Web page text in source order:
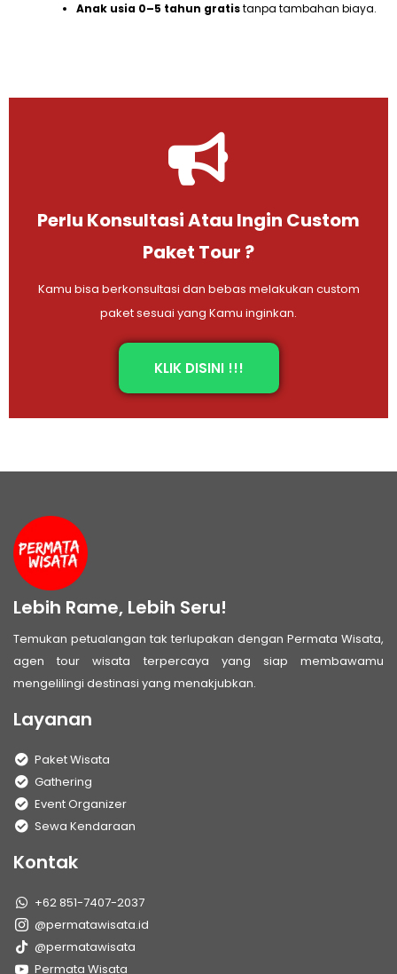
Anak usia 0–5 tahun gratistanpa tambahan biaya.
Perlu Konsultasi Atau Ingin Custom
Paket Tour ?
Kamu bisa berkonsultasi dan bebas melakukan custom
paket sesuai yang Kamu inginkan.
KLIK DISINI !!!
Lebih Rame, Lebih Seru!
Temukan petualangan tak terlupakan dengan Permata Wisata,
agen tour wisata terpercaya yang siap membawamu
mengelilingi destinasi yang menakjubkan.
Layanan
Paket Wisata
Gathering
Event Organizer
Sewa Kendaraan
Kontak
+62 851-7407-2037
@permatawisata.id
@permatawisata
Permata Wisata